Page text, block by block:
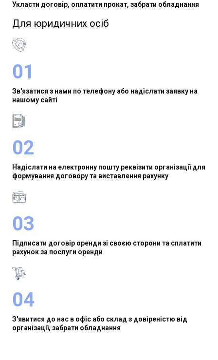
Укласти договір, оплатити прокат, забрати обладнання
Для юридичних осіб​
01
Зв'язатися з нами по телефону або надіслати заявку на
нашому сайті
02
Надіслати на електронну пошту реквізити організації для
формування договору та виставлення рахунку
03
Підписати договір оренди зі своєю сторони та сплатити
рахунок за послуги оренди
04
З'явитися до нас в офіс або склад з довіреністю від
організації, забрати обладнання